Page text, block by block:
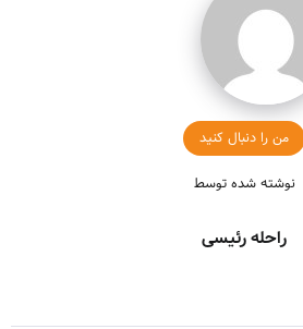
من را دنبال کنید
نوشته شده توسط
راحله رئیسی